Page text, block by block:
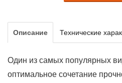
Описание Технические
Один из самых популярных
оптимальное сочетание